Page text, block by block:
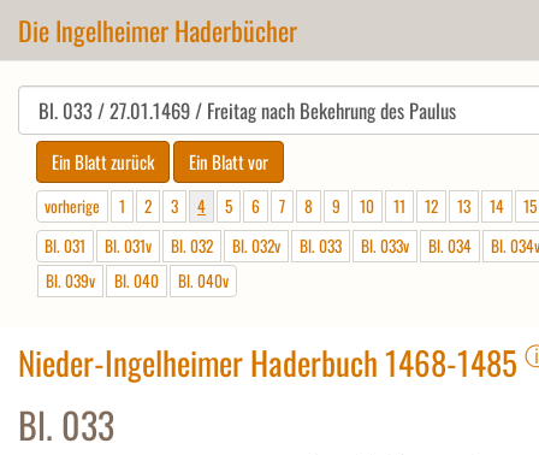
Die Ingelheimer Haderbücher
vorherige 1 2 3 4 5 6 7 8 9 10 11 12 13 14
15
Bl. 031
Bl. 031v Bl. 032 Bl. 032v Bl. 033 Bl. 033v Bl. 034
Bl. 034v
Bl. 039v
Bl. 040 Bl. 040v
Nieder-Ingelheimer Haderbuch 1468-1485
Bl. 033